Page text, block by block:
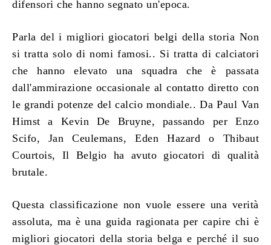
difensori che hanno segnato un'epoca.
Parla deli migliori giocatori belgi della storia Non
si tratta solo di nomi famosi.. Si tratta di calciatori
che hanno elevato una squadra che è passata
dall'ammirazione occasionale al contatto diretto con
le grandi potenze del calcio mondiale.. Da Paul Van
Himst a Kevin De Bruyne, passando per Enzo
Scifo, Jan Ceulemans, Eden Hazard o Thibaut
Courtois, Il Belgio ha avuto giocatori di qualità
brutale.
Questa classificazione non vuole essere una verità
assoluta, ma è una guida ragionata per capire chi è
migliori giocatori della storia belga e perché il suo